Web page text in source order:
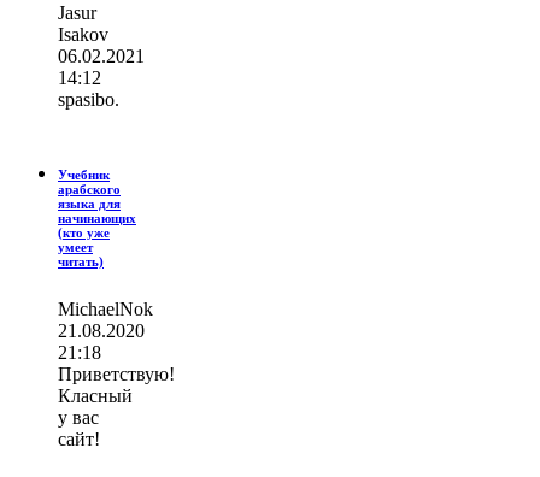
Jasur
Isakov
06.02.2021
14:12
spasibo.
Учебник
арабского
языка для
начинающих
(кто уже
умеет
читать)
MichaelNok
21.08.2020
21:18
Приветствую!
Класный
у вас
сайт!